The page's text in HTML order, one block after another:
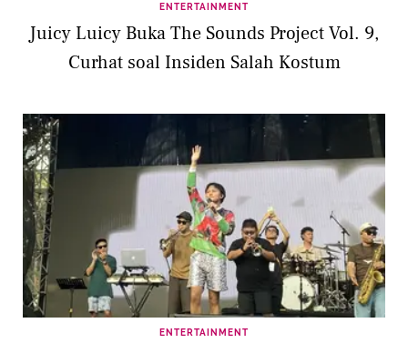
ENTERTAINMENT
Juicy Luicy Buka The Sounds Project Vol. 9,
Curhat soal Insiden Salah Kostum
ENTERTAINMENT